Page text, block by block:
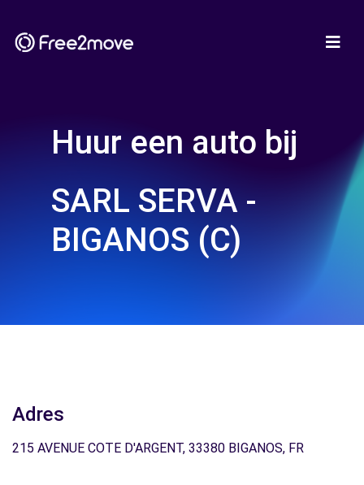
Huur een auto bij
SARL SERVA -
BIGANOS (C)
Adres
215 AVENUE COTE D'ARGENT, 33380 BIGANOS, FR